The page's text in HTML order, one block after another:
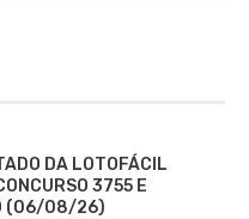
DA LOTOFÁCIL
3755 E
(06/08/26)